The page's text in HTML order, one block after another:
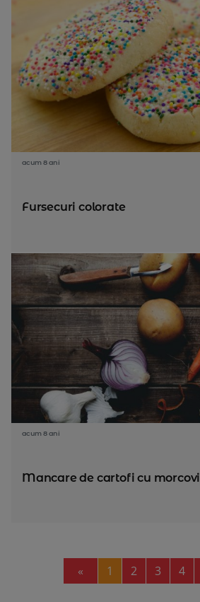
acum 8 ani
Fursecuri colorate
acum 8 ani
Mancare de cartofi cu morcovi
« Previous
1 2 3 4